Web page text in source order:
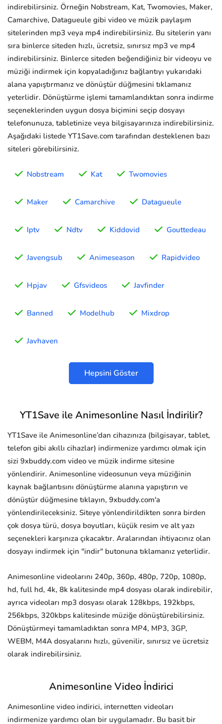
indirebilirsiniz. Örneğin Nobstream, Kat, Twomovies, Maker,
Camarchive, Datagueule gibi video ve müzik paylaşım
sitelerinden mp3 veya mp4 indirebilirsiniz. Bu sitelerin yanı
sıra binlerce siteden hızlı, ücretsiz, sınırsız mp3 ve mp4
indirebilirsiniz. Binlerce siteden beğendiğiniz bir videoyu ve
müziği indirmek için kopyaladığınız bağlantıyı yukarıdaki
alana yapıştırmanız ve dönüştür düğmesini tıklamanız
yeterlidir. Dönüştürme işlemi tamamlandıktan sonra indirme
seçeneklerinden uygun dosya biçimini seçip dosyayı
telefonunuza, tabletinize veya bilgisayarınıza indirebilirsiniz.
Aşağıdaki listede YT1Save.com tarafından desteklenen bazı
siteleri görebilirsiniz.
Nobstream Kat Twomovies
Maker Camarchive Datagueule
Iptv Ndtv Kiddovid Gouttedeau
Javengsub Animeseason Rapidvideo
Hpjav Gfsvideos Javfinder
Banned Modelhub Mixdrop
Javhaven
Hepsini Göster
YT1Save ile Animesonline Nasıl İndirilir?
YT1Save ile Animesonline’dan cihazınıza (bilgisayar, tablet,
telefon gibi akıllı cihazlar) indirmenize yardımcı olmak için
sizi 9xbuddy.com video ve müzik indirme sitesine
yönlendirir. Animesonline videosunun veya müziğinin
kaynak bağlantısını dönüştürme alanına yapıştırın ve
dönüştür düğmesine tıklayın, 9xbuddy.com'a
yönlendirileceksiniz. Siteye yönlendirildikten sonra birden
çok dosya türü, dosya boyutları, küçük resim ve alt yazı
seçenekleri karşınıza çıkacaktır. Aralarından ihtiyacınız olan
dosyayı indirmek için "indir" butonuna tıklamanız yeterlidir.
Animesonline videolarını 240p, 360p, 480p, 720p, 1080p,
hd, full hd, 4k, 8k kalitesinde mp4 dosyası olarak indirebilir,
ayrıca videoları mp3 dosyası olarak 128kbps, 192kbps,
256kbps, 320kbps kalitesinde müziğe dönüştürebilirsiniz.
Dönüştürmeyi tamamladıktan sonra MP4, MP3, 3GP,
WEBM, M4A dosyalarını hızlı, güvenilir, sınırsız ve ücretsiz
olarak indirebilirsiniz.
Animesonline Video İndirici
Animesonline video indirici, internetten videoları
indirmenize yardımcı olan bir uygulamadır. Bu basit bir